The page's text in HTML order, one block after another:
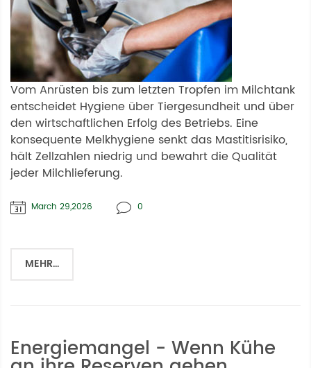
Vom Anrüsten bis zum letzten Tropfen im Milchtank
entscheidet Hygiene über Tiergesundheit und über
den wirtschaftlichen Erfolg des Betriebs. Eine
konsequente Melkhygiene senkt das Mastitisrisiko,
hält Zellzahlen niedrig und bewahrt die Qualität
jeder Milchlieferung.
MEHR...
0
March 29,2026
Energiemangel - Wenn Kühe